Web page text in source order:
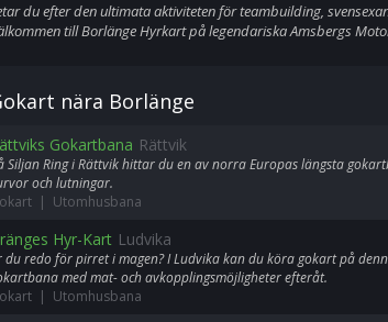
du efter den ultimata aktiviteten för teambuilding,
till Borlänge Hyrkart på legendariska Amsbergs
nära Borlänge
Gokartbana Rättvik
Siljan Ring i Rättvik hittar du en av norra Europas längsta
och lutningar.
| Utomhusbana
Hyr-Kart Ludvika
du redo för pirret i magen? I Ludvika kan du köra gokart på
med mat- och avkopplingsmöjligheter efteråt.
| Utomhusbana